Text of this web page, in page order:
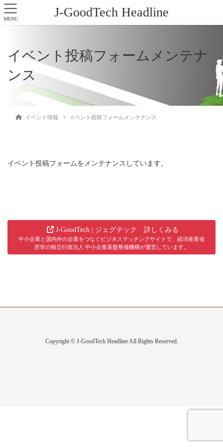
J-GoodTech Headline
イベント投稿フォームメンテナ
ンス
イベント情報 イベント投稿フォームメンテナンス
イベント投稿フォームをメンテナンスしています。
J-GoodTech | ジェグテック 詳しくみる
中小企業と国内外の企業をつなぐビジネスマッチングサイトで、経済産業省
所管の独立行政法人 中小企業基盤整備機構が運営しています。
Copyright © J-GoodTech Headline All Rights Reserved.
MENU